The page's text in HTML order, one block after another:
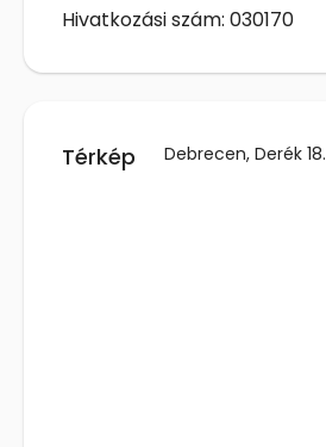
Hivatkozási szám: 030170
Térkép Debrecen, Derék 18.